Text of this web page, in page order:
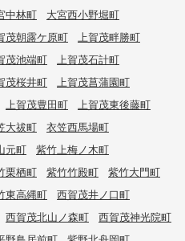
中林町
大宮西小野堀町
茂朝露ケ原町
上賀茂畔勝町
茂池端町
上賀茂石計町
茂桜井町
上賀茂菖蒲園町
上賀茂豊田町
上賀茂東後藤町
大祓町
衣笠西馬場町
元町
紫竹上梅ノ木町
栗栖町 紫竹竹殿町
紫竹大門町
東高縄町
西賀茂井ノ口町
西賀茂北山ノ森町
西賀茂神光院町